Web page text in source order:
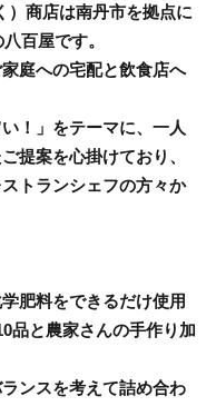
商店は南丹市を拠点に
百屋です。
庭への宅配と飲食店へ
！」をテーマに、一人
提案を心掛けており、
トランシェフの方々か
肥料をできるだけ使用
品と農家さんの手作り加
ンスを考えて詰め合わ